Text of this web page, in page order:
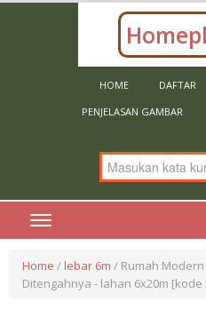
HOME DAFTAR
PENJELASAN GAMBAR
Home / lebar 6m / Rumah
Ditengahnya - lahan 6x20m [kode